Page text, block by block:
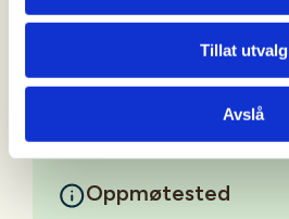
Tillat utvalg
Avslå
tildelt plass på kurs.
Oppmøtested